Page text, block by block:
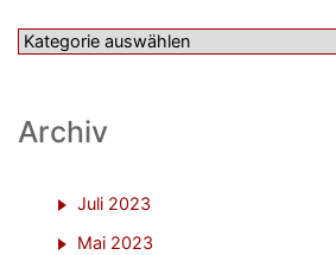
Kategorien
Archiv
Juli 2023
Mai 2023